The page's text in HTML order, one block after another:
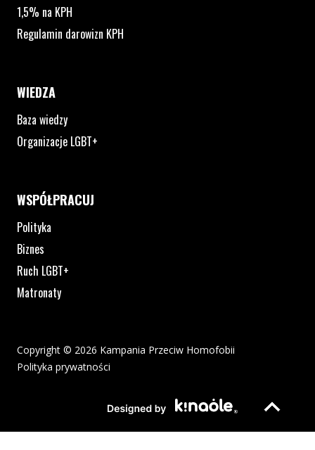
1,5% na KPH
Regulamin darowizn KPH
WIEDZA
Baza wiedzy
Organizacje LGBT+
WSPÓŁPRACUJ
Polityka
Biznes
Ruch LGBT+
Matronaty
Copyright © 2026 Kampania Przeciw Homofobii
Polityka prywatności
Strona otwiera